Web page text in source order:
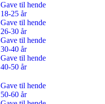
Gave til hende
18-25 år
Gave til hende
26-30 år
Gave til hende
30-40 år
Gave til hende
40-50 år
Gave til hende
50-60 år